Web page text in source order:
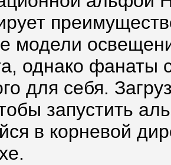
модели
однако фанаты
для себя.
запустить
в корневой